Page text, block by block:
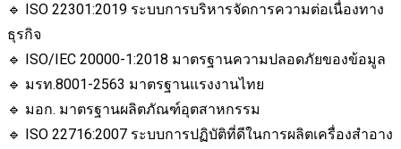
🔹 ISO 22301:2019 ระบบการบริหารจัดการความต่อเนื่องทาง
ธุรกิจ
🔹 ISO/IEC 20000-1:2018 มาตรฐานความปลอดภัยของข้อมูล
🔹 มรท.8001-2563 มาตรฐานแรงงานไทย
🔹 มอก. มาตรฐานผลิตภัณฑ์อุตสาหกรรม
🔹 ISO 22716:2007 ระบบการปฏิบัติที่ดีในการผลิตเครื่องสำอาง